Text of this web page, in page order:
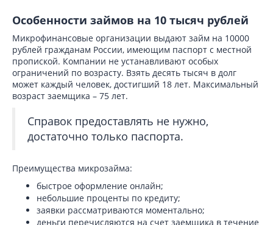
Особенности займов на 10 тысяч рублей
Микрофинансовые организации выдают займ на 10000
рублей гражданам России, имеющим паспорт с местной
пропиской. Компании не устанавливают особых
ограничений по возрасту. Взять десять тысяч в долг
может каждый человек, достигший 18 лет. Максимальный
возраст заемщика – 75 лет.
Справок предоставлять не нужно,
достаточно только паспорта.
Преимущества микрозайма:
быстрое оформление онлайн;
небольшие проценты по кредиту;
заявки рассматриваются моментально;
деньги перечисляются на счет заемщика в течение